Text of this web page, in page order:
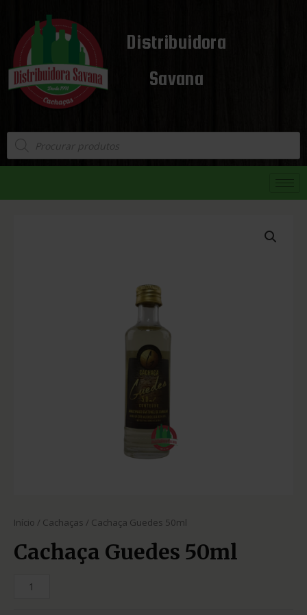
Distribuidora
Savana
Início / Cachaças / Cachaça Guedes 50ml
Cachaça Guedes 50ml